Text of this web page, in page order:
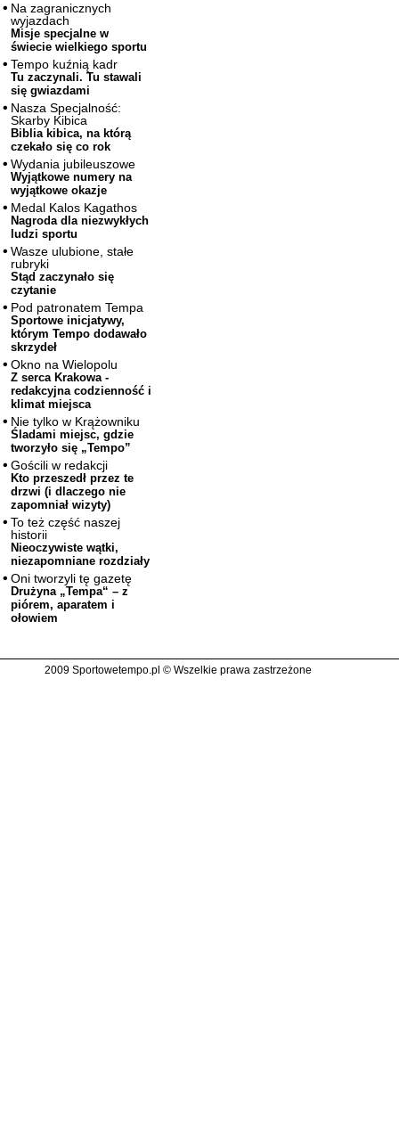
Na zagranicznych
wyjazdach
Misje specjalne w
świecie wielkiego sportu
Tempo kuźnią kadr
Tu zaczynali. Tu stawali
się gwiazdami
Nasza Specjalność:
Skarby Kibica
Biblia kibica, na którą
czekało się co rok
Wydania jubileuszowe
Wyjątkowe numery na
wyjątkowe okazje
Medal Kalos Kagathos
Nagroda dla niezwykłych
ludzi sportu
Wasze ulubione, stałe
rubryki
Stąd zaczynało się
czytanie
Pod patronatem Tempa
Sportowe inicjatywy,
którym Tempo dodawało
skrzydeł
Okno na Wielopolu
Z serca Krakowa -
redakcyjna codzienność i
klimat miejsca
Nie tylko w Krążowniku
Śladami miejsc, gdzie
tworzyło się „Tempo”
Gościli w redakcji
Kto przeszedł przez te
drzwi (i dlaczego nie
zapomniał wizyty)
To też część naszej
historii
Nieoczywiste wątki,
niezapomniane rozdziały
Oni tworzyli tę gazetę
Drużyna „Tempa“ – z
piórem, aparatem i
ołowiem
2009 Sportowetempo.pl © Wszelkie prawa zastrzeżone